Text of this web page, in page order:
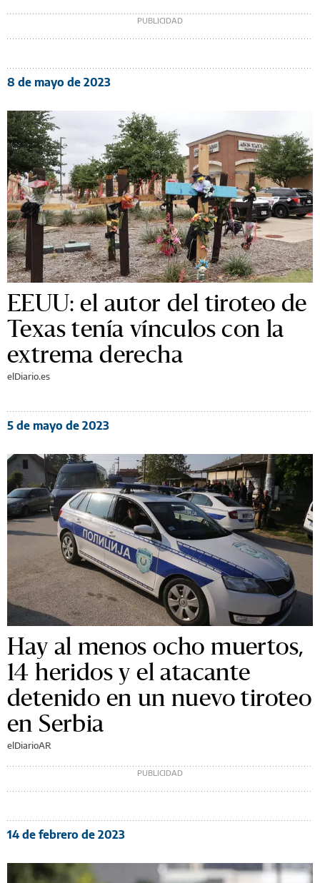
8 de mayo de 2023
EEUU: el autor del tiroteo de
Texas tenía vínculos con la
extrema derecha
elDiario.es
5 de mayo de 2023
Hay al menos ocho muertos,
14 heridos y el atacante
detenido en un nuevo tiroteo
en Serbia
elDiarioAR
14 de febrero de 2023